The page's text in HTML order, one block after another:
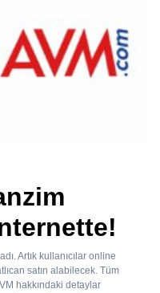
Artık kullanıcılar online
satın alabilecek. Tüm
hakkındaki detaylar